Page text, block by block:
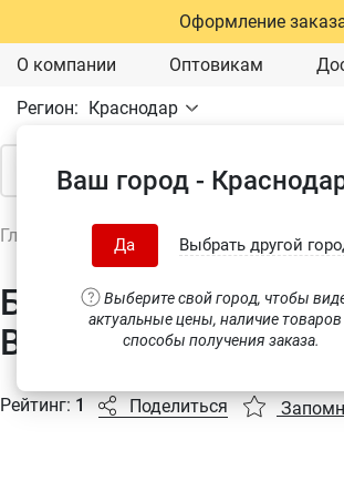
Оформление
О компании Оптовикам
Регион: Краснодар
Ваш город -
Да Выбрать другой
Выберите свой город, чтобы
актуальные цены, наличие
способы получения заказа.
Главная Аккумуляторный инструмент
Батарея
BBIW341700,
Рейтинг:1 Поделиться